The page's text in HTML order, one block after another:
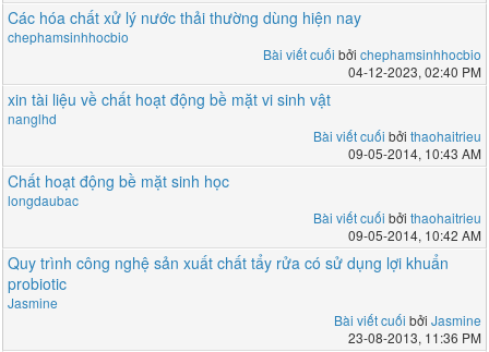
Các hóa chất xử lý nước thải thường dùng hiện nay
chephamsinhhocbio
Bài viết cuối bởi chephamsinhhocbio
04-12-2023, 02:40 PM
xin tài liệu về chất hoạt động bề mặt vi sinh vật
nanglhd
Bài viết cuối bởi thaohaitrieu
09-05-2014, 10:43 AM
Chất hoạt động bề mặt sinh học
longdaubac
Bài viết cuối bởi thaohaitrieu
09-05-2014, 10:42 AM
Quy trình công nghệ sản xuất chất tẩy rửa có sử dụng lợi khuẩn
probiotic
Jasmine
Bài viết cuối bởi Jasmine
23-08-2013, 11:36 PM